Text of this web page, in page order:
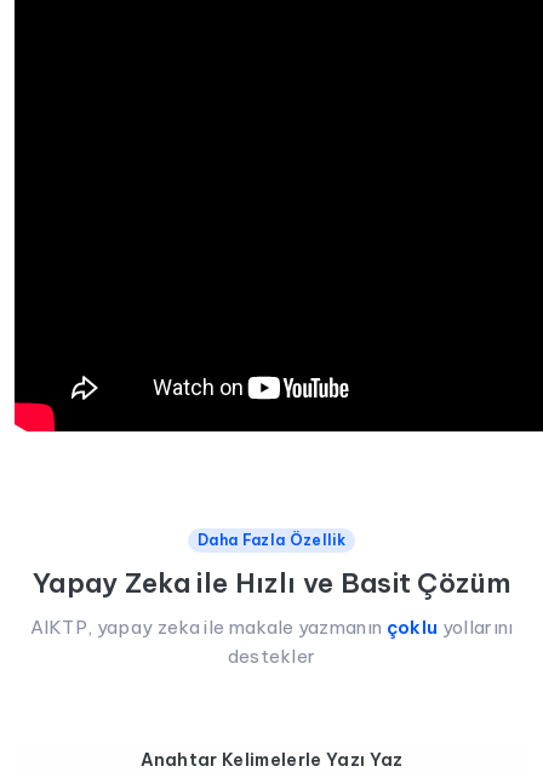
Daha Fazla Özellik
Yapay Zeka ile Hızlı ve Basit Çözüm
AIKTP, yapay zeka ile makale yazmanın çoklu yollarını
destekler
Anahtar Kelimelerle Yazı Yaz